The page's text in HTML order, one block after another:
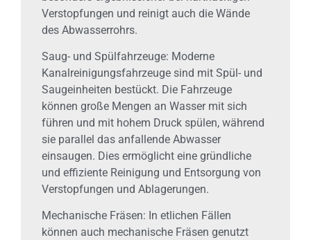
Verstopfungen und reinigt auch die Wände
des Abwasserrohrs.
Saug- und Spülfahrzeuge: Moderne
Kanalreinigungsfahrzeuge sind mit Spül- und
Saugeinheiten bestückt. Die Fahrzeuge
können große Mengen an Wasser mit sich
führen und mit hohem Druck spülen, während
sie parallel das anfallende Abwasser
einsaugen. Dies ermöglicht eine gründliche
und effiziente Reinigung und Entsorgung von
Verstopfungen und Ablagerungen.
Mechanische Fräsen: In etlichen Fällen
können auch mechanische Fräsen genutzt